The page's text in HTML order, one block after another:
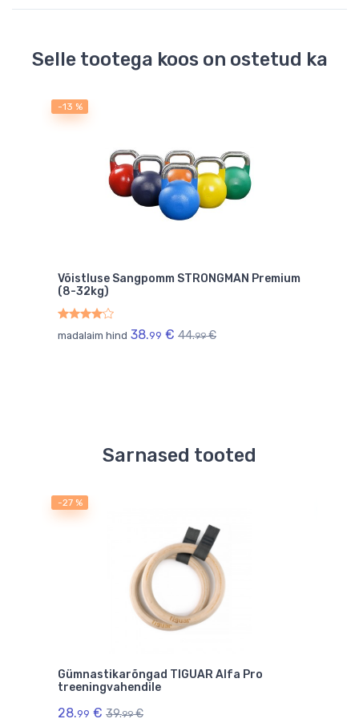
Selle tootega koos on ostetud ka
-13 %
Võistluse Sangpomm STRONGMAN Premium
(8-32kg)
madalaim hind 38.99 € 44.99€
Sarnased tooted
-27 %
Gümnastikarõngad TIGUAR Alfa Pro
treeningvahendile
28.99 € 39.99€